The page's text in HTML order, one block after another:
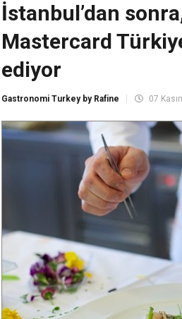
İstanbul’dan
Mastercard
ediyor
Gastronomi Turkey by Rafine 07